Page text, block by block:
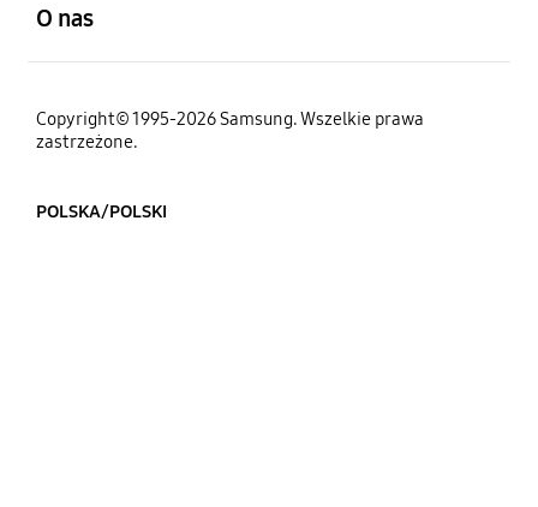
O nas
Copyright© 1995-2026 Samsung. Wszelkie prawa
zastrzeżone.
POLSKA/POLSKI